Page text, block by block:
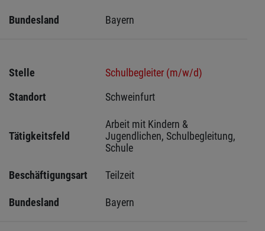
Bundesland Bayern
Stelle
Schulbegleiter (m/w/d)
Standort
Schweinfurt
Tätigkeitsfeld
Arbeit mit Kindern &
Jugendlichen, Schulbegleitung,
Schule
Beschäftigungsart Teilzeit
Bundesland Bayern